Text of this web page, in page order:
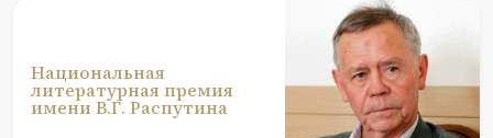
Национальная
литературная премия
имени В.Г. Распутина